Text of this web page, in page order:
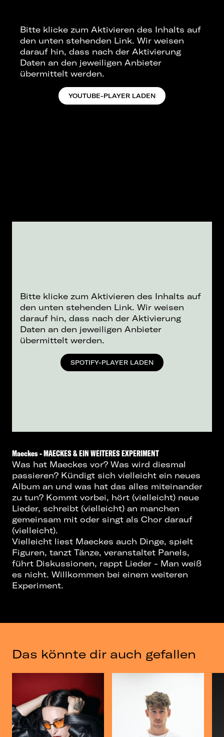
Bitte klicke zum Aktivieren des Inhalts auf
den unten stehenden Link. Wir weisen
darauf hin, dass nach der Aktivierung
Daten an den jeweiligen Anbieter
übermittelt werden.
YOUTUBE-PLAYER LADEN
Bitte klicke zum Aktivieren des Inhalts auf
den unten stehenden Link. Wir weisen
darauf hin, dass nach der Aktivierung
Daten an den jeweiligen Anbieter
übermittelt werden.
SPOTIFY-PLAYER LADEN
Maeckes - MAECKES & EIN WEITERES EXPERIMENT
Was hat Maeckes vor? Was wird diesmal
passieren? Kündigt sich vielleicht ein neues
Album an und was hat das alles miteinander
zu tun? Kommt vorbei, hört (vielleicht) neue
Lieder, schreibt (vielleicht) an manchen
gemeinsam mit oder singt als Chor darauf
(vielleicht).
Vielleicht liest Maeckes auch Dinge, spielt
Figuren, tanzt Tänze, veranstaltet Panels,
führt Diskussionen, rappt Lieder - Man weiß
es nicht. Willkommen bei einem weiteren
Experiment.
Das könnte dir auch gefallen